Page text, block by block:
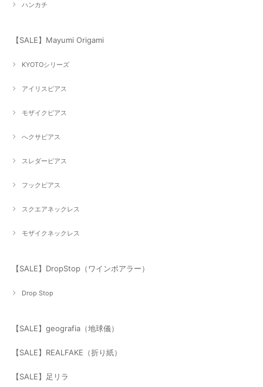
ハンカチ
【SALE】Mayumi Origami
KYOTOシリーズ
アイリスピアス
モザイクピアス
へクサピアス
スレダーピアス
フックピアス
スクエアネックレス
モザイクネックレス
【SALE】DropStop（ワインポアラー）
Drop Stop
【SALE】geografia（地球儀）
【SALE】REALFAKE（折り紙）
【SALE】足リラ